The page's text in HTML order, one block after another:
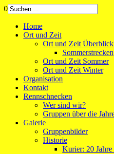
0
Home
Ort und Zeit
Ort und Zeit Überblick
Sommerstrecken
Ort und Zeit Sommer
Ort und Zeit Winter
Organisation
Kontakt
Rennschnecken
Wer sind wir?
Gruppen über die
Galerie
Gruppenbilder
Historie
Kurier: 20